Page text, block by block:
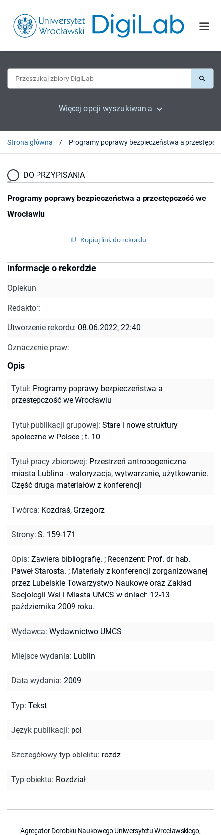
Więcej opcji wyszukiwania
Strona główna
DO PRZYPISANIA
Programy poprawy bezpieczeństwa a przestępczość we
Wrocławiu
Kopiuj link do rekordu
Informacje o rekordzie
Opiekun:
Redaktor:
Utworzenie rekordu: 08.06.2022, 22:40
Oznaczenie praw:
Opis
Tytuł: Programy poprawy bezpieczeństwa a
przestępczość we Wrocławiu
Tytuł publikacji grupowej: Stare i nowe struktury
społeczne w Polsce ; t. 10
Tytuł pracy zbiorowej: Przestrzeń antropogeniczna
miasta Lublina - waloryzacja, wytwarzanie, użytkowanie.
Część druga materiałów z konferencji
Twórca: Kozdraś, Grzegorz
Strony: S. 159-171
Opis: Zawiera bibliografię. ; Recenzent: Prof. dr hab.
Paweł Starosta. ; Materiały z konferencji zorganizowanej
przez Lubelskie Towarzystwo Naukowe oraz Zakład
Socjologii Wsi i Miasta UMCS w dniach 12-13
października 2009 roku.
Wydawca: Wydawnictwo UMCS
Miejsce wydania: Lublin
Data wydania: 2009
Typ: Tekst
Język publikacji: pol
Szczegółowy typ obiektu: rozdz
Typ obiektu: Rozdział
Agregator Dorobku Naukowego Uniwersytetu Wrocławskiego,